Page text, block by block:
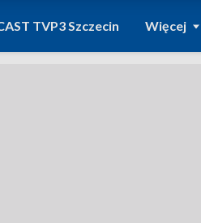
TVP3 Szczecin Więcej